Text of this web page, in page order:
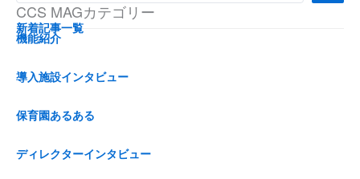
a
r
c
...
CCS MAGカテゴリー
新着記事一覧
機能紹介
導入施設インタビュー
保育園あるある
ディレクターインタビュー